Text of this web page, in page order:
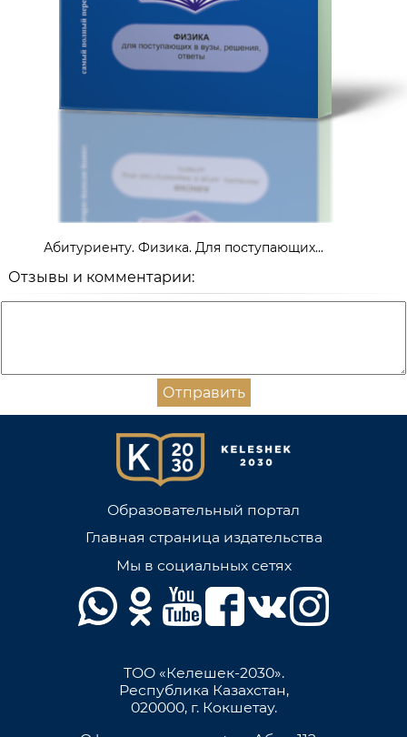
Абитуриенту. Физика. Для поступающих...
Отзывы и комментарии:
Отправить
Образовательный портал
Главная страница издательства
Мы в социальных сетях
ТОО «Келешек-2030».
Республика Казахстан,
020000, г. Кокшетау.